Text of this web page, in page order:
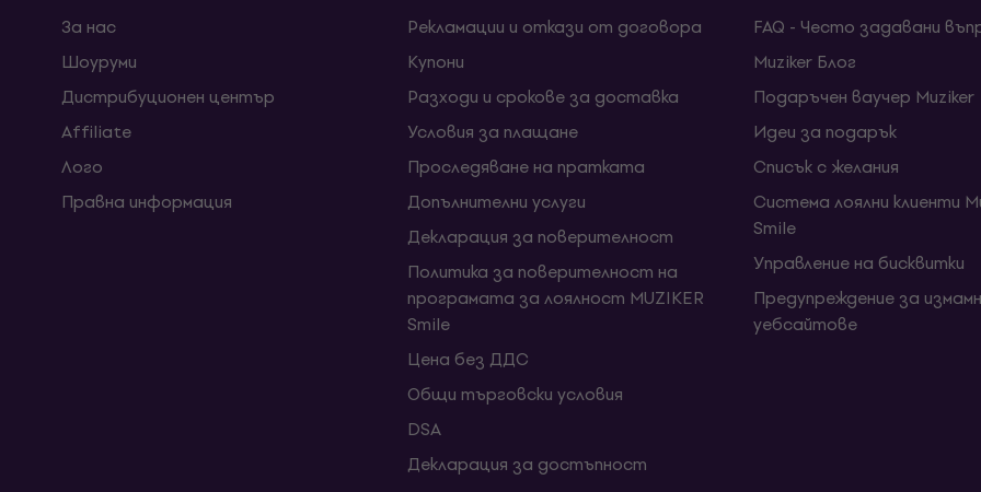
За нас
Шоуруми
Дистрибуционен център
Affiliate
Лого
Правна информация
Рекламации и откази от договора
Kупони
Разходи и срокове за доставка
Условия за плащане
Проследяване на пратката
Допълнителни услуги
Декларация за поверителност
Политика за поверителност на
програмата за лоялност MUZIKER
Smile
Цена без ДДС
Общи търговски условия
DSA
Декларация за достъпност
FAQ - Често задавани
Muziker Блог
Подаръчен ваучер Muziker
Идеи за подарък
Списък с желания
Система лоялни клиенти
Smile
Управление на бисквитки
Предупреждение за
уебсайтове